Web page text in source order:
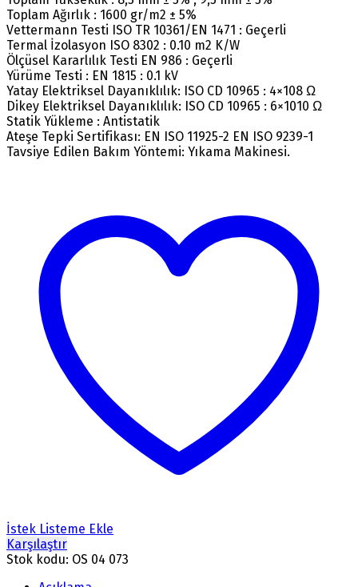
Toplam Ağırlık : 1600 gr/m2 ± 5%
Vettermann Testi ISO TR 10361/EN 1471 : Geçerli
Termal İzolasyon ISO 8302 : 0.10 m2 K/W
Ölçüsel Kararlılık Testi EN 986 : Geçerli
Yürüme Testi : EN 1815 : 0.1 kV
Yatay Elektriksel Dayanıklılık: ISO CD 10965 : 4×108 Ω
Dikey Elektriksel Dayanıklılık: ISO CD 10965 : 6×1010 Ω
Statik Yükleme : Antistatik
Ateşe Tepki Sertifikası: EN ISO 11925-2 EN ISO 9239-1
Tavsiye Edilen Bakım Yöntemi: Yıkama Makinesi.
İstek Listeme Ekle
Karşılaştır
Stok kodu: OS 04 073